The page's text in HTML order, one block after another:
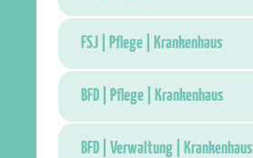
FSJ | Pflege | Krankenhaus
BFD | Pflege | Krankenhaus
BFD | Verwaltung | Krankenhaus